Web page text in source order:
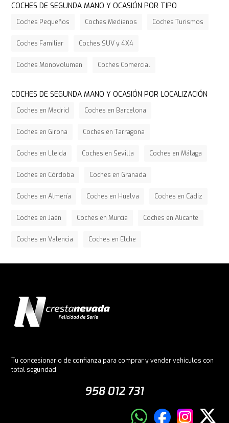
COCHES DE SEGUNDA MANO Y OCASIÓN POR TIPO
Coches Pequeños Coches Medianos Coches Turismos
Coches Familiar Coches SUV y 4X4
Coches Monovolumen Coches Comercial
COCHES DE SEGUNDA MANO Y OCASIÓN POR LOCALIZACIÓN
Coches en Madrid Coches en Barcelona
Coches en Girona Coches en Tarragona
Coches en Lleida Coches en Sevilla Coches en Málaga
Coches en Córdoba Coches en Granada
Coches en Almería Coches en Huelva Coches en Cádiz
Coches en Jaén Coches en Murcia Coches en Alicante
Coches en Valencia Coches en Elche
Tu concesionario de confianza para comprar y vender vehículos con
total seguridad.
958 012 731